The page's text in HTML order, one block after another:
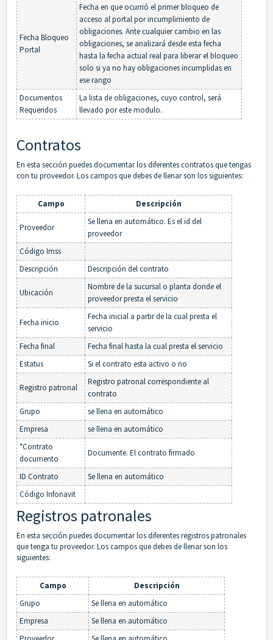
Fecha Bloqueo
Portal
Fecha en que ocurrió el primer bloqueo de
acceso al portal por incumplimiento de
obligaciones. Ante cualquier cambio en las
obligaciones, se analizará desde esta fecha
hasta la fecha actual real para liberar el bloqueo
solo si ya no hay obligaciones incumplidas en
ese rango
Documentos
Requeridos
La lista de obligaciones, cuyo control, será
llevado por este modulo.
Contratos
En esta sección puedes documentar los diferentes contratos que tengas
con tu proveedor. Los campos que debes de llenar son los siguientes:
Campo Descripción
Proveedor
Se llena en automático. Es el id del
proveedor
Código Imss
Descripción
Descripción del contrato
Ubicación
Nombre de la sucursal o planta donde el
proveedor presta el servicio
Fecha inicio
Fecha inicial a partir de la cual presta el
servicio
Fecha final
Fecha final hasta la cual presta el servicio
Estatus
Si el contrato esta activo o no
Registro patronal
Registro patronal correspondiente al
contrato
Grupo
se llena en automático
Empresa
se llena en automático
*Contrato
documento
Documente. El contrato firmado
ID Contrato
Se llena en automático
Código Infonavit
Registros patronales
En esta sección puedes documentar los diferentes registros patronales
que tenga tu proveedor. Los campos que debes de llenar son los
siguientes:
Campo
Descripción
Grupo
Se llena en automático
Empresa
Se llena en automático